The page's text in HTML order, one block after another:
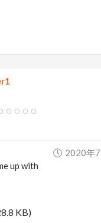
2020年
up with
KB)